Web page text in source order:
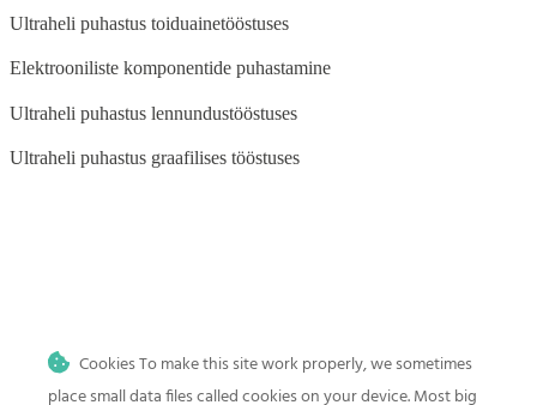
Ultraheli puhastus toiduainetööstuses
Elektrooniliste komponentide puhastamine
Ultraheli puhastus lennundustööstuses
Ultraheli puhastus graafilises tööstuses
Ultraheli puhastus meditsiini-, tätoveeringu- ja hambaravi
kliinikutele
Cookies To make this site work properly, we sometimes
place small data files called cookies on your device. Most big